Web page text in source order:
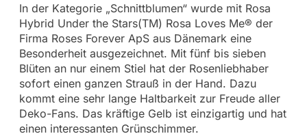
In der Kategorie „Schnittblumen“ wurde mit Rosa
Hybrid Under the Stars(TM) Rosa Loves Me® der
Firma Roses Forever ApS aus Dänemark eine
Besonderheit ausgezeichnet. Mit fünf bis sieben
Blüten an nur einem Stiel hat der Rosenliebhaber
sofort einen ganzen Strauß in der Hand. Dazu
kommt eine sehr lange Haltbarkeit zur Freude aller
Deko-Fans. Das kräftige Gelb ist einzigartig und hat
einen interessanten Grünschimmer.